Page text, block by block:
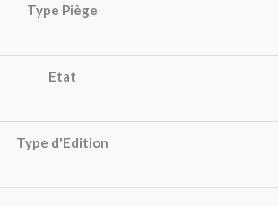
Type Piège
Etat
Type d'Edition